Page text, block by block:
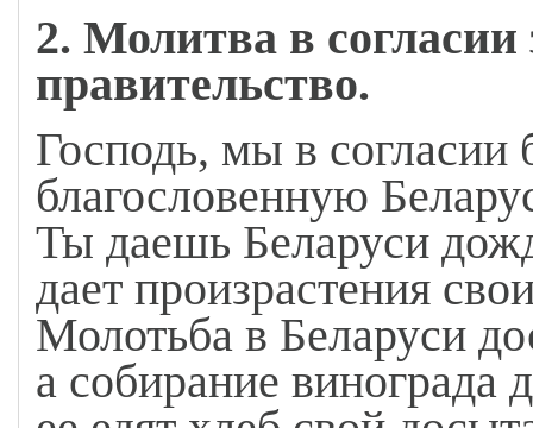
2. Молитва в согласии
правительство.
Господь, мы в согласии
благословенную
Ты даешь Беларуси
дает произрастения
Молотьба в Беларуси
а собирание винограда